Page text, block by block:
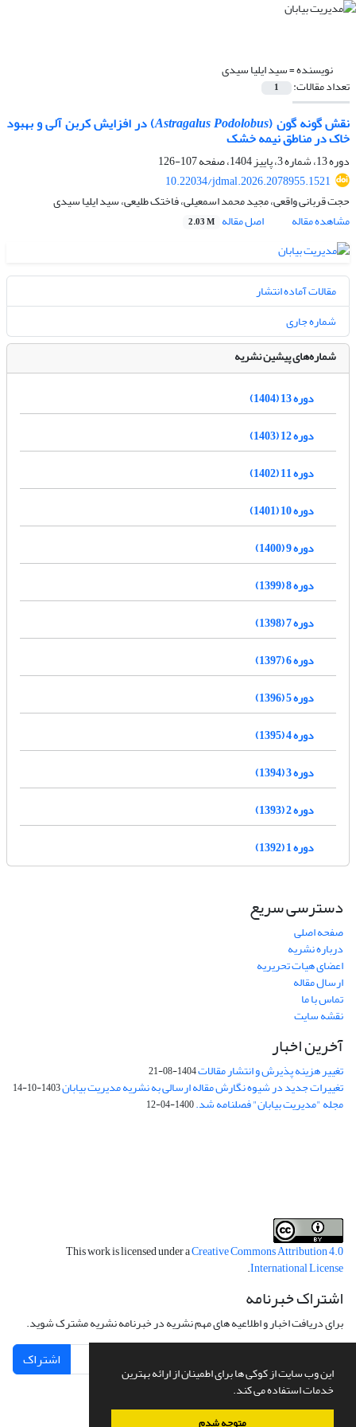
این وب سایت از کوکی ها برای اطمینان از ارائه بهترین
خدمات استفاده می کند.
متوجه شدم
نویسنده =سید ایلیا سیدی
تعداد مقالات: 1
نقش گونه گون (Astragalus Podolobus) در افزایش کربن آلی و بهبود
خاک در مناطق نیمه خشک
دوره 13، شماره 3، پاییز 1404، صفحه
107-126
10.22034/jdmal.2026.2078955.1521
حجت قربانی واقعی، مجید محمد اسمعیلی، فاختک طلیعی، سید ایلیا سیدی
مشاهده مقاله
اصل مقاله 2.03 M
مقالات آماده انتشار
شماره جاری
شماره‌های پیشین نشریه
دوره 13 (1404)
دوره 12 (1403)
دوره 11 (1402)
دوره 10 (1401)
دوره 9 (1400)
دوره 8 (1399)
دوره 7 (1398)
دوره 6 (1397)
دوره 5 (1396)
دوره 4 (1395)
دوره 3 (1394)
دوره 2 (1393)
دوره 1 (1392)
دسترسی سریع
صفحه اصلی
درباره نشریه
اعضای هیات تحریریه
ارسال مقاله
تماس با ما
نقشه سایت
آخرین اخبار
تغییر هزینه پذیرش و انتشار مقالات1404-08-21
تغییرات جدید در شیوه نگارش مقاله ارسالی به نشریه مدیریت بیابان1403-10-14
مجله "مدیریت بیابان" فصلنامه شد.1400-04-12
This work is licensed under aCreative Commons Attribution 4.0
International License
.
اشتراک خبرنامه
برای دریافت اخبار و اطلاعیه های مهم نشریه در خبرنامه نشریه مشترک شوید.
اشتراک